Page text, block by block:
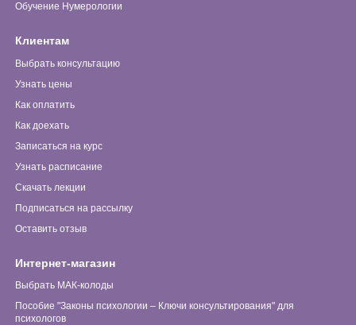
Обучение Нумерологии
Клиентам
Выбрать консультацию
Узнать цены
Как оплатить
Как доехать
Записаться на курс
Узнать расписание
Скачать лекции
Подписаться на рассылку
Оставить отзыв
Интернет-магазин
Выбрать МАК-колоды
Пособие "Законы психологии – Ключи консультирования" для
психологов